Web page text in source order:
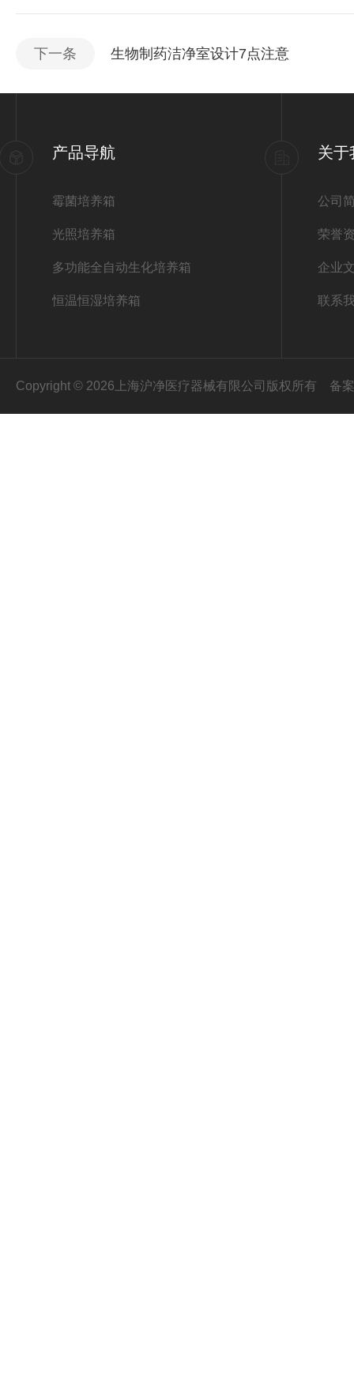
下一条 生物制药洁净室设计7点注意
产品导航
霉菌培养箱
光照培养箱
多功能全自动生化培养箱
恒温恒湿培养箱
关于
公司
荣誉
企业
联系
Copyright © 2026上海沪净医疗器械有限公司版权所有 备